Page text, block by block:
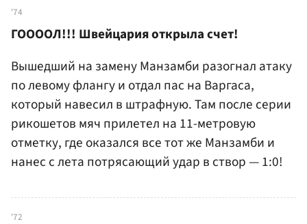
'74
ГООООЛ!!! Швейцария открыла счет!
Вышедший на замену Манзамби разогнал атаку
по левому флангу и отдал пас на Варгаса,
который навесил в штрафную. Там после серии
рикошетов мяч прилетел на 11-метровую
отметку, где оказался все тот же Манзамби и
нанес с лета потрясающий удар в створ — 1:0!
'72